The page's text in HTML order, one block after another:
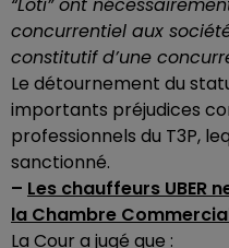
“Loti” ont
concurrentiel aux
constitutif d’une
Le détournement du
importants préjudices
professionnels du T3P,
sanctionné.
– Les chauffeurs UBER
la Chambre
La Cour a jugé que :